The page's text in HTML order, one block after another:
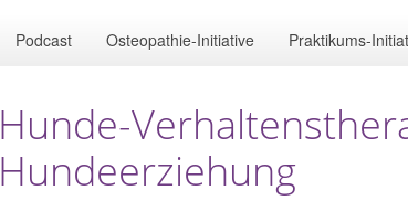
Podcast Osteopathie-Initiative Praktikums-
Hunde-
Hundeerziehung